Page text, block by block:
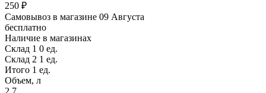
250 ₽
Самовывоз в магазине 09 Августа
бесплатно
Наличие в магазинах
Склад 1 0 ед.
Склад 2 1 ед.
Итого 1 ед.
Объем, л